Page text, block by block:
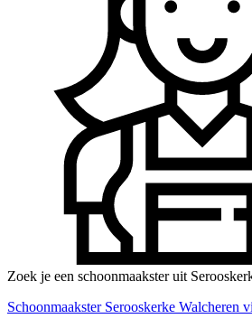
Zoek je een schoonmaakster uit
Schoonmaakster Serooskerke Walcheren